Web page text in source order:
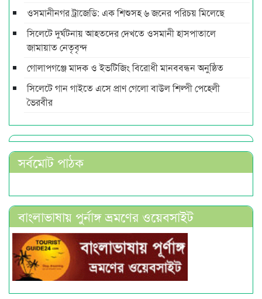
ওসমানীনগর ট্রাজেডি: এক শিশুসহ ৬ জনের পরিচয় মিলেছে
সিলেটে দুর্ঘটনায় আহতদের দেখতে ওসমানী হাসপাতালে
জামায়াত নেতৃবৃন্দ
গোলাপগঞ্জে মাদক ও ইভটিজিং বিরোধী মানববন্ধন অনুষ্ঠিত
সিলেটে গান গাইতে এসে প্রাণ গেলো বাউল শিল্পী পেহেলী
ভৈরবীর
সর্বমোট পাঠক
বাংলাভাষায় পুর্নাঙ্গ ভ্রমণের ওয়েবসাইট